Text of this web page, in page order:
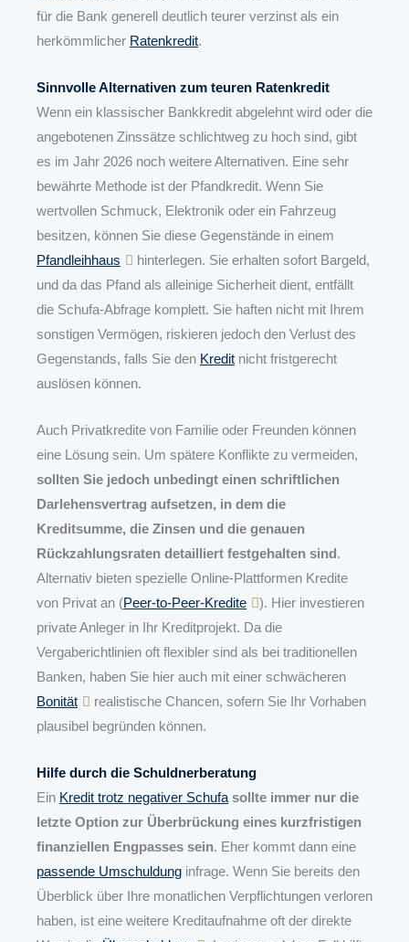
für die Bank generell deutlich teurer verzinst als ein
herkömmlicher Ratenkredit.
Sinnvolle Alternativen zum teuren Ratenkredit
Wenn ein klassischer Bankkredit abgelehnt wird oder die
angebotenen Zinssätze schlichtweg zu hoch sind, gibt
es im Jahr 2026 noch weitere Alternativen. Eine sehr
bewährte Methode ist der Pfandkredit. Wenn Sie
wertvollen Schmuck, Elektronik oder ein Fahrzeug
besitzen, können Sie diese Gegenstände in einem
Pfandleihhaus
hinterlegen. Sie erhalten sofort Bargeld,
und da das Pfand als alleinige Sicherheit dient, entfällt
die Schufa-Abfrage komplett. Sie haften nicht mit Ihrem
sonstigen Vermögen, riskieren jedoch den Verlust des
Gegenstands, falls Sie den Kredit nicht fristgerecht
auslösen können.
Auch Privatkredite von Familie oder Freunden können
eine Lösung sein. Um spätere Konflikte zu vermeiden,
sollten Sie jedoch unbedingt einen schriftlichen
Darlehensvertrag aufsetzen, in dem die
Kreditsumme, die Zinsen und die genauen
Rückzahlungsraten detailliert festgehalten sind.
Alternativ bieten spezielle Online-Plattformen Kredite
von Privat an (Peer-to-Peer-Kredite
). Hier investieren
private Anleger in Ihr Kreditprojekt. Da die
Vergaberichtlinien oft flexibler sind als bei traditionellen
Banken, haben Sie hier auch mit einer schwächeren
Bonität
realistische Chancen, sofern Sie Ihr Vorhaben
plausibel begründen können.
Hilfe durch die Schuldnerberatung
Ein Kredit trotz negativer Schufa sollte immer nur die
letzte Option zur Überbrückung eines kurzfristigen
finanziellen Engpasses sein. Eher kommt dann eine
passende Umschuldung infrage. Wenn Sie bereits den
Überblick über Ihre monatlichen Verpflichtungen verloren
haben, ist eine weitere Kreditaufnahme oft der direkte